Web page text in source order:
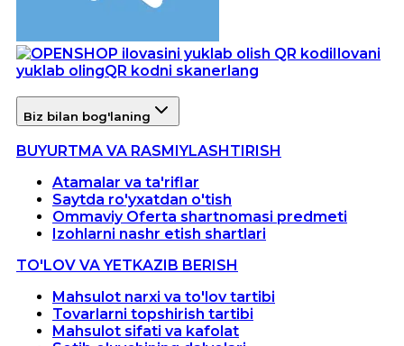
Ilovani
yuklab olingQR kodni skanerlang
Biz bilan bog'laning
BUYURTMA VA RASMIYLASHTIRISH
Atamalar va ta'riflar
Saytda ro'yxatdan o'tish
Ommaviy Oferta shartnomasi predmeti
Izohlarni nashr etish shartlari
TO'LOV VA YETKAZIB BERISH
Mahsulot narxi va to'lov tartibi
Tovarlarni topshirish tartibi
Mahsulot sifati va kafolat